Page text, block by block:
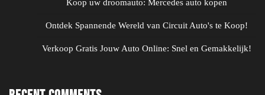
Koop uw droomauto: Mercedes auto kopen
Ontdek Spannende Wereld van Circuit Auto's te Koop!
Verkoop Gratis Jouw Auto Online: Snel en Gemakkelijk!